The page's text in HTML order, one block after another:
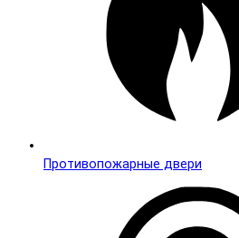
Противопожарные двери